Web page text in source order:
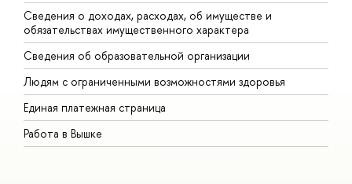
Сведения о доходах, расходах, об имуществе и
обязательствах имущественного характера
Сведения об образовательной организации
Людям с ограниченными возможностями здоровья
Единая платежная страница
Работа в Вышке